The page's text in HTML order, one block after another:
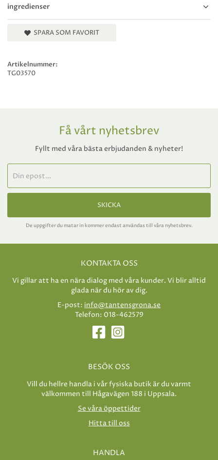
ingredienser
SPARA SOM FAVORIT
Artikelnummer:
TG03570
Få vårt nyhetsbrev
Fyllt med våra bästa erbjudanden & nyheter!
SKICKA
De uppgifter du matar in kommer endast användas till våra nyhetsbrev.
KONTAKTA OSS
Vi gillar att ha en nära dialog med våra kunder. Vi blir alltid
glada när du hör av dig.
E-post: info@tantensgrona.se
Telefon: 018-462579
BESÖK OSS
Vill du hellre handla i vår fysiska butik är du varmt
välkommen till Hågavägen 188 i Uppsala.
Se våra öppettider
Hitta till oss
HANDLA